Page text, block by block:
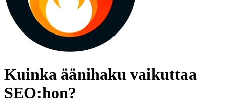
Kuinka äänihaku vaikuttaa
SEO:hon?